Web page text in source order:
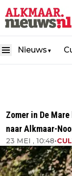
Nieuws ▼
Zomer in De
naar Alkmaar-
23 MEI , 10:48•